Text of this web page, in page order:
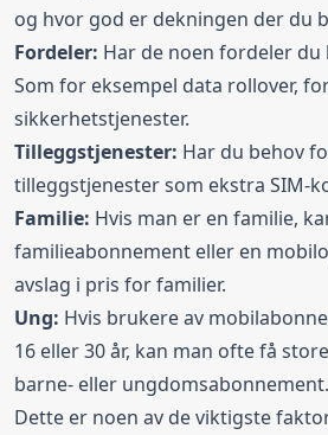
og hvor god er dekningen der du
Fordeler: Har de noen fordeler du
Som for eksempel data rollover,
sikkerhetstjenester.
Tilleggstjenester: Har du behov
tilleggstjenester som ekstra SIM-
Familie: Hvis man er en familie,
familieabonnement eller en
avslag i pris for familier.
Ung: Hvis brukere av
16 eller 30 år, kan man ofte få
barne- eller ungdomsabonnement.
Dette er noen av de viktigste